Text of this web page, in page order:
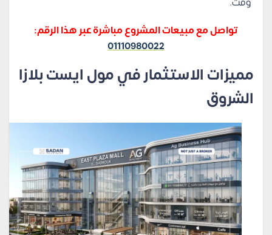
تواصل مع مبيعات المشروع مباشرة عبر هذا الرقم:
01110980022
مميزات الاستثمار في مول ايست بلازا
الشروق